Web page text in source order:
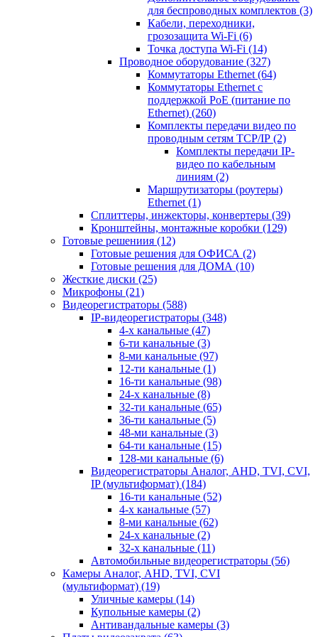
для беспроводных комплектов (3)
Кабели, переходники,
грозозащита Wi-Fi (6)
Точка доступа Wi-Fi (14)
Проводное оборудование (327)
Коммутаторы Ethernet (64)
Коммутаторы Ethernet с
поддержкой PoE (питание по
Ethernet) (260)
Комплекты передачи видео по
проводным сетям TCP/IP (2)
Комплекты передачи IP-
видео по кабельным
линиям (2)
Маршрутизаторы (роутеры)
Ethernet (1)
Сплиттеры, инжекторы, конвертеры (39)
Кронштейны, монтажные коробки (129)
Готовые решениия (12)
Готовые решения для ОФИСА (2)
Готовые решения для ДОМА (10)
Жесткие диски (25)
Микрофоны (21)
Видеорегистраторы (588)
IP-видеорегистраторы (348)
4-х канальные (47)
6-ти канальные (3)
8-ми канальные (97)
12-ти канальные (1)
16-ти канальные (98)
24-х канальные (8)
32-ти канальные (65)
36-ти канальные (5)
48-ми канальные (3)
64-ти канальные (15)
128-ми канальные (6)
Видеорегистраторы Аналог, AHD, TVI, CVI,
IP (мультиформат) (184)
16-ти канальные (52)
4-х канальные (57)
8-ми канальные (62)
24-х канальные (2)
32-х канальные (11)
Автомобильные видеорегистраторы (56)
Камеры Аналог, AHD, TVI, CVI
(мультиформат) (19)
Уличные камеры (14)
Купольные камеры (2)
Антивандальные камеры (3)